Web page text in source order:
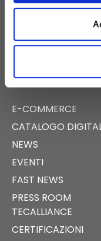
S.S. APPIA KM
PIGNATARO
E-COMMERCE
CATALOGO
NEWS
EVENTI
FAST NEWS
PRESS ROOM
TECALLIANCE
CERTIFICAZIONI